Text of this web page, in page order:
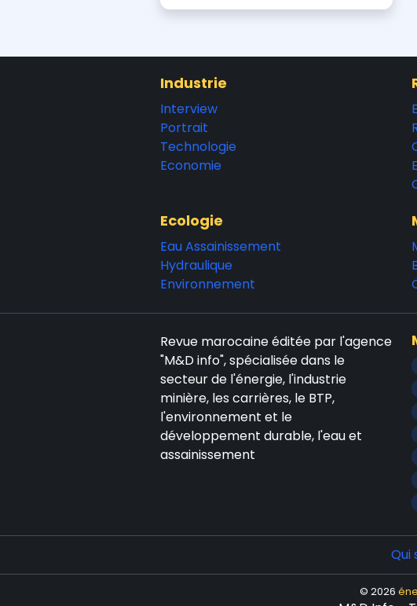
Industrie
Interview
Portrait
Technologie
Economie
Ecologie
Eau Assainissement
Hydraulique
Environnement
Revue marocaine éditée par l'agence
"M&D info", spécialisée dans le
secteur de l'énergie, l'industrie
minière, les carrières, le BTP,
l'environnement et le
développement durable, l'eau et
assainissement
Qui
© 2026